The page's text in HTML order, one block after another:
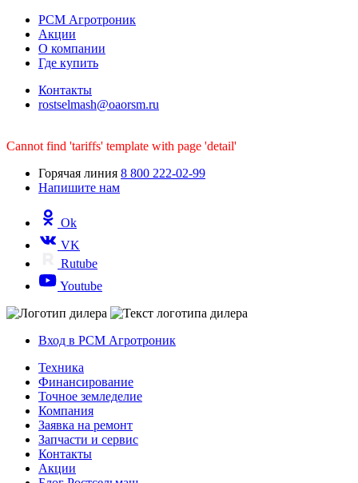
РСМ Агротроник
Акции
О компании
Где купить
Контакты
rostselmash@oaorsm.ru
Cannot find 'tariffs' template with page 'detail'
Горячая линия 8 800 222-02-99
Напишите нам
Ok
VK
Rutube
Youtube
Вход в РСМ Агротроник
Техника
Финансирование
Точное земледелие
Компания
Заявка на ремонт
Запчасти и сервис
Контакты
Акции